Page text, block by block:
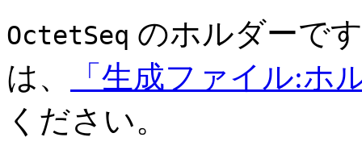
OctetSeq のホルダーで
は、
「生成ファイル:ホ
ください。